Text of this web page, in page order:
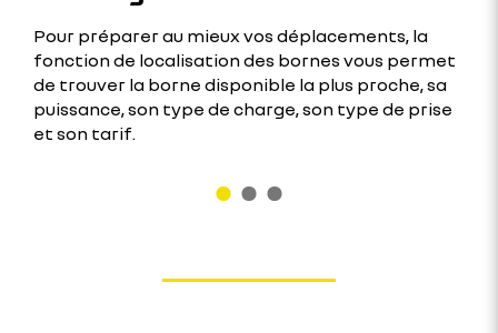
Pour préparer au mieux vos déplacements, la
fonction de localisation des bornes vous permet
de trouver la borne disponible la plus proche, sa
puissance, son type de charge, son type de prise
et son tarif.